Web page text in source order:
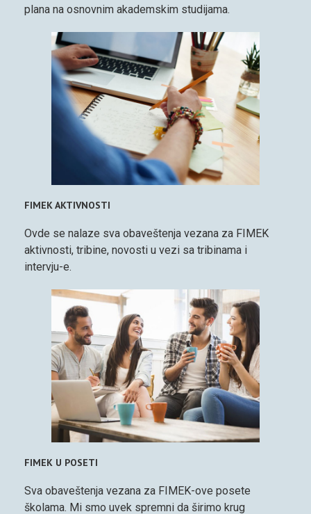
plana na osnovnim akademskim studijama.
FIMEK AKTIVNOSTI
Ovde se nalaze sva obaveštenja vezana za FIMEK
aktivnosti, tribine, novosti u vezi sa tribinama i
intervju-e.
FIMEK U POSETI
Sva obaveštenja vezana za FIMEK-ove posete
školama. Mi smo uvek spremni da širimo krug